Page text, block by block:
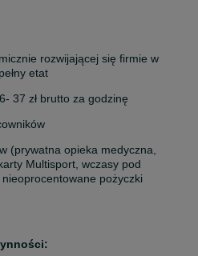
rozwijającej się firmie w
etat
37 zł brutto za godzinę
(prywatna opieka medyczna,
Multisport, wczasy pod
pożyczki